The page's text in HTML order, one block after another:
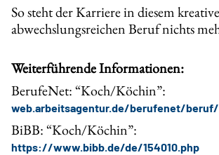
So steht der Karriere in diesem
abwechslungsreichen Beruf nichts
Weiterführende Informationen:
BerufeNet: “Koch/Köchin”:
web.arbeitsagentur.de/berufenet/
BiBB: “Koch/Köchin”:
https://www.bibb.de/de/154010.php